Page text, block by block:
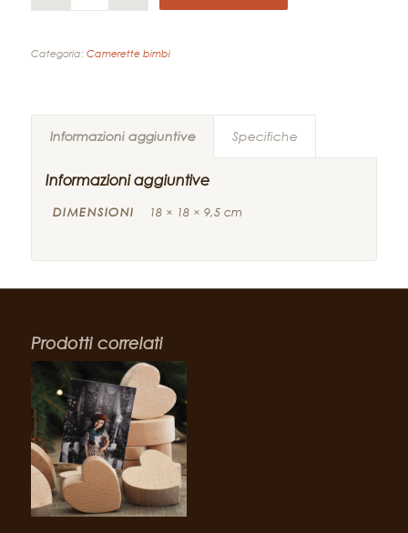
Categoria: Camerette bimbi
Informazioni aggiuntive Specifiche
Informazioni aggiuntive
DIMENSIONI 18 × 18 × 9,5 cm
Prodotti correlati